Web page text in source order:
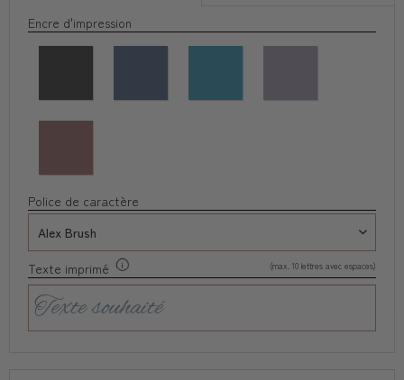
Encre d'impression
Police de caractère
Texte imprimé (max. 10 lettres avec espaces)